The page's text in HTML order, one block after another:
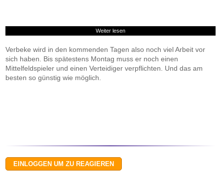
Weiter lesen
Verbeke wird in den kommenden Tagen also noch viel Arbeit vor
sich haben. Bis spätestens Montag muss er noch einen
Mittelfeldspieler und einen Verteidiger verpflichten. Und das am
besten so günstig wie möglich.